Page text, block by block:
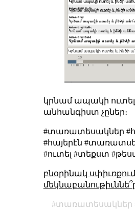
կրնամ ապակի ուտել
անհանգիստ չըներ։
#տառատեսակներ
#հայերէն
#ուտել #տեքստ
բնօրինակ
տառատեսակներ